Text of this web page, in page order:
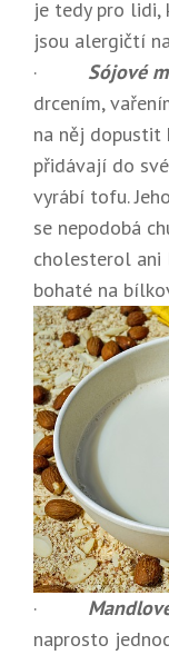
je tedy pro
jsou alergičtí
· Sójové
drcením,
na něj dopustit
přidávají do
vyrábí tofu.
se nepodobá
cholesterol ani
bohaté na
·
naprosto